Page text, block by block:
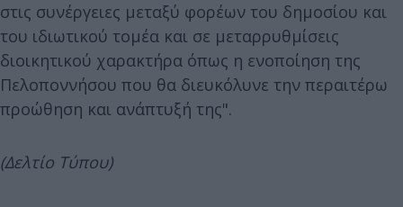
στις συνέργειες μεταξύ φορέων του δημοσίου και
του ιδιωτικού τομέα και σε μεταρρυθμίσεις
διοικητικού χαρακτήρα όπως η ενοποίηση της
Πελοποννήσου που θα διευκόλυνε την περαιτέρω
προώθηση και ανάπτυξή της".
(Δελτίο Τύπου)